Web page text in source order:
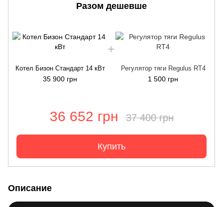
Разом дешевше
Котел Бизон Cтандарт 14 кВт
35 900 грн
Регулятор тяги Regulus RT4
1 500 грн
36 652 грн 37 400 грн
Купить
Описание